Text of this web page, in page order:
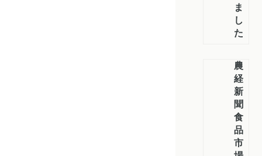
ま
し
た
農
経
新
聞・
食
品
市